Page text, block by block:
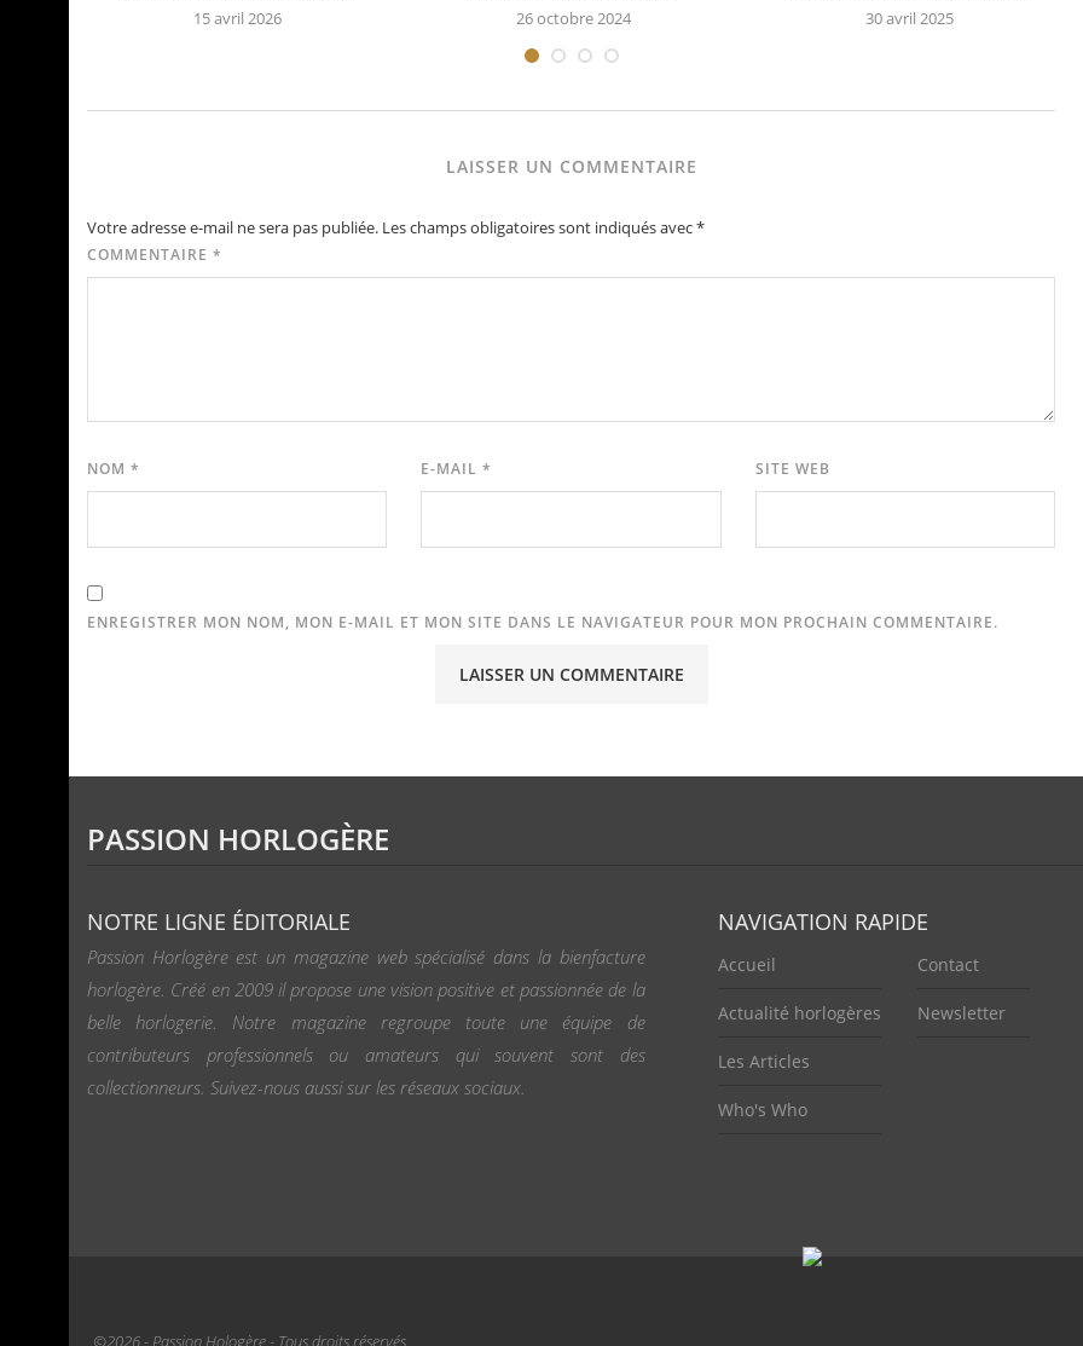
15 avril 2026 26 octobre 2024 30 avril 2025
LAISSER UN COMMENTAIRE
Votre adresse e-mail ne sera pas publiée. Les champs obligatoires sont indiqués avec*
COMMENTAIRE *
NOM * E-MAIL* SITE WEB
ENREGISTRER MON NOM, MON E-MAIL ET MON SITE DANS LE NAVIGATEUR POUR MON PROCHAIN COMMENTAIRE.
PASSION HORLOGÈRE
NOTRE LIGNE ÉDITORIALE
Passion Horlogère est un magazine web spécialisé dans la bienfacture
horlogère. Créé en 2009 il propose une vision positive et passionnée de la
belle horlogerie. Notre magazine regroupe toute une équipe de
contributeurs professionnels ou amateurs qui souvent sont des
collectionneurs. Suivez-nous aussi sur les réseaux sociaux.
NAVIGATION RAPIDE
Accueil
Actualité horlogères
Les Articles
Who's Who
Contact
Newsletter
©2026 - Passion Hologère - Tous droits réservés